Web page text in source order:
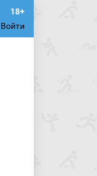
Войти